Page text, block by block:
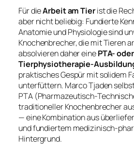
Für dieArbeit am Tierist die
aber nicht beliebig: Fundierte
Anatomie und Physiologie sind
Knochenbrecher, die mit Tieren
absolvieren daher einePTA- oder
Tierphysiotherapie-
praktisches Gespür mit solidem
unterfüttern. Marco Tjaden
PTA (Pharmazeutisch-
traditioneller Knochenbrecher
— eine Kombination aus
und fundiertem medizinisch-
Hintergrund.